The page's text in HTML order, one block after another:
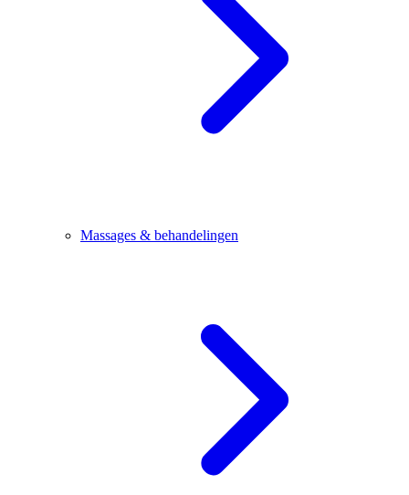
Massages & behandelingen